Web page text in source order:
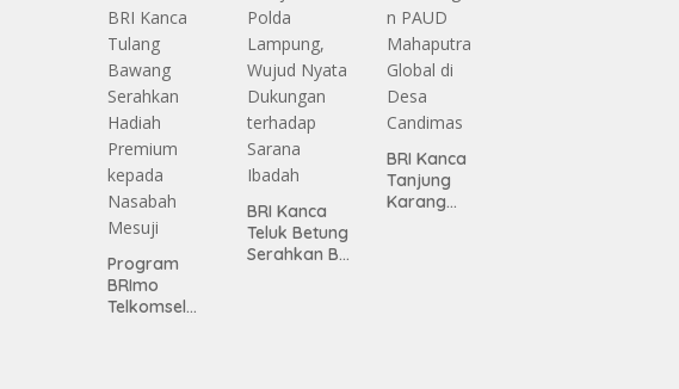
Program
BRImo
Telkomsel
BRI Kanca
Teluk Betung
Serahkan BRI
BRI Kanca
Tanjung
Karang